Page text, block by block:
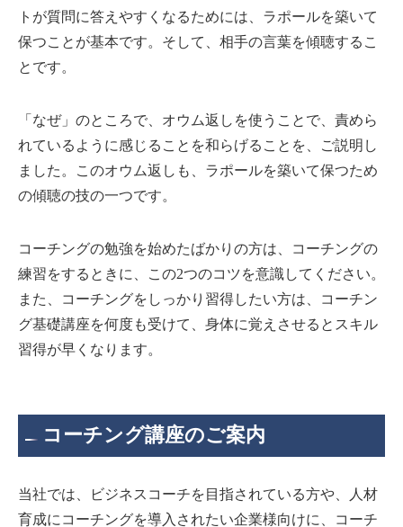
トが質問に答えやすくなるためには、ラポールを築いて
保つことが基本です。そして、相手の言葉を傾聴するこ
とです。
「なぜ」のところで、オウム返しを使うことで、責めら
れているように感じることを和らげることを、ご説明し
ました。このオウム返しも、ラポールを築いて保つため
の傾聴の技の一つです。
コーチングの勉強を始めたばかりの方は、コーチングの
練習をするときに、この2つのコツを意識してください。
また、コーチングをしっかり習得したい方は、コーチン
グ基礎講座を何度も受けて、身体に覚えさせるとスキル
習得が早くなります。
コーチング講座のご案内
当社では、ビジネスコーチを目指されている方や、人材
育成にコーチングを導入されたい企業様向けに、コーチ